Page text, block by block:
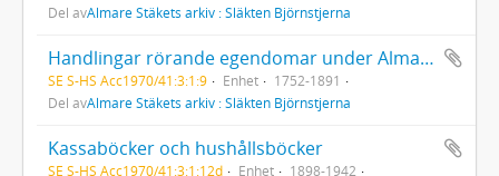
Del avAlmare Stäkets arkiv : Släkten Björnstjerna
Handlingar rörande egendomar under Almare stäket  Diverse
SE S-HS Acc1970/41:3:1:9 Enhet
1752-1891
Del avAlmare Stäkets arkiv : Släkten Björnstjerna
Kassaböcker och hushållsböcker
SE S-HS Acc1970/41:3:1:12d Enhet 1898-1942